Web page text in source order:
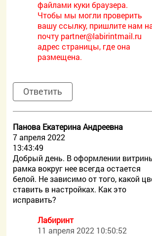
файлами куки браузера.
Чтобы мы могли проверить
вашу ссылку, пришлите нам
почту partner@labirintmail.ru
адрес страницы, где она
размещена.
Ответить
Панова Екатерина Андреевна
7 апреля 2022
13:43:49
Добрый день. В оформлении
рамка вокруг нее всегда остается
белой. Не зависимо от того, какой
ставить в настройках. Как это
исправить?
Лабиринт
11 апреля 2022 10:50:52